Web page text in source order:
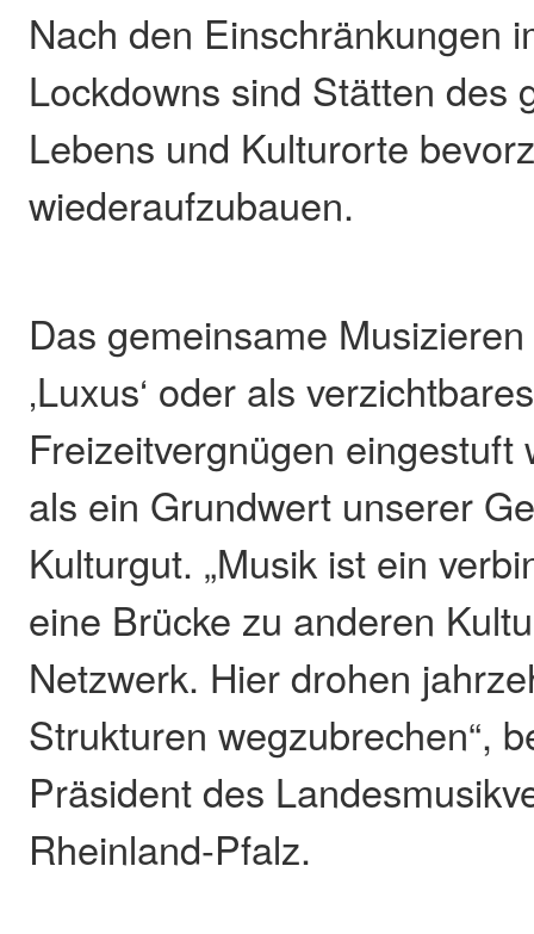
Nach den Einschränkungen
Lockdowns sind Stätten des
Lebens und Kulturorte
wiederaufzubauen.
Das gemeinsame
‚Luxus‘ oder als verzichtbares
Freizeitvergnügen eingestuft
als ein Grundwert unserer
Kulturgut. „Musik ist ein
eine Brücke zu anderen
Netzwerk. Hier drohen
Strukturen wegzubrechen“,
Präsident des
Rheinland-Pfalz.